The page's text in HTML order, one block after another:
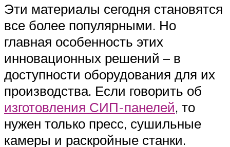
Эти материалы сегодня становятся
все более популярными. Но
главная особенность этих
инновационных решений – в
доступности оборудования для их
производства. Если говорить об
изготовления СИП-панелей, то
нужен только пресс, сушильные
камеры и раскройные станки.